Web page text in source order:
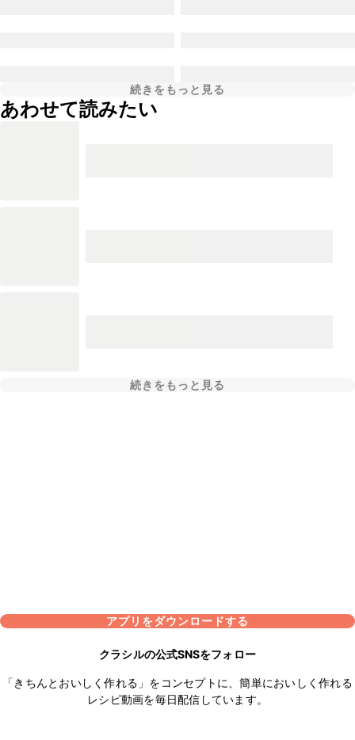
続きをもっと見る
あわせて読みたい
続きをもっと見る
アプリをダウンロードする
クラシルの公式SNSをフォロー
「きちんとおいしく作れる」をコンセプトに、簡単においしく作れる
レシピ動画を毎日配信しています。